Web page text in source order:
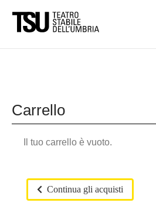
Carrello
Il tuo carrello è vuoto.
Continua gli acquisti